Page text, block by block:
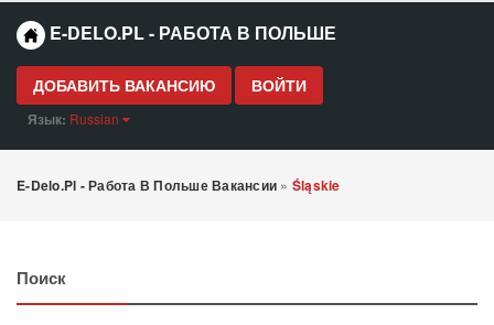
E-DELO.PL - РАБОТА В ПОЛЬШЕ
ДОБАВИТЬ ВАКАНСИЮ ВОЙТИ
Язык: Russian
E-Delo.pl - Работа В Польше Вакансии » Śląskie
Поиск